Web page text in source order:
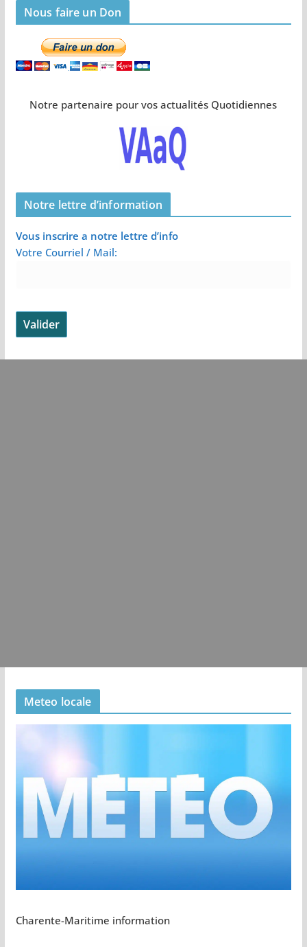
Nous faire un Don
Notre partenaire pour vos actualités Quotidiennes
Notre lettre d’information
Vous inscrire a notre lettre d’info
Votre Courriel / Mail:
Meteo locale
Charente-Maritime information